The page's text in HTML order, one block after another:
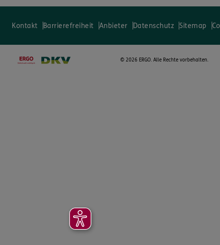
Kontakt Barrierefreiheit Anbieter Datenschutz Sitemap
© 2026 ERGO. Alle Rechte vorbehalten.